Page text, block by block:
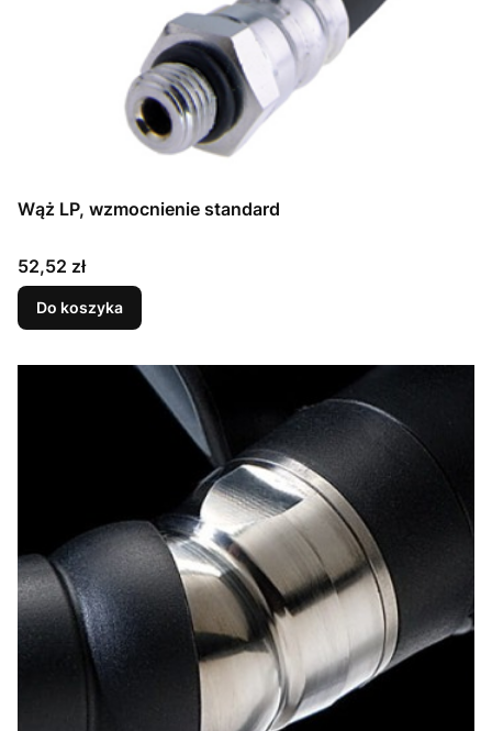
Wąż LP, wzmocnienie standard
Cena
52,52 zł
Do koszyka